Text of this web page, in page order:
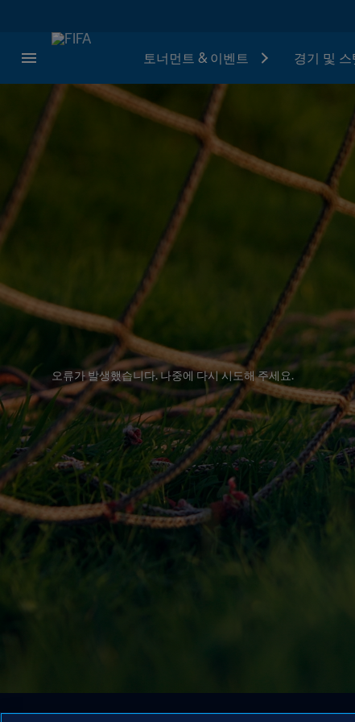
토너먼트 & 이벤트 경기 및 스
오류가 발생했습니다. 나중에 다시 시도해 주세요.